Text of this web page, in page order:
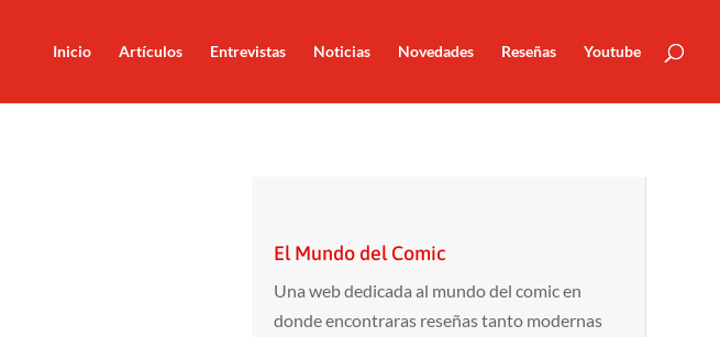
Inicio Artículos Entrevistas Noticias Novedades Reseñas Youtube
El Mundo del Comic
Una web dedicada al mundo del comic en
donde encontraras reseñas tanto modernas